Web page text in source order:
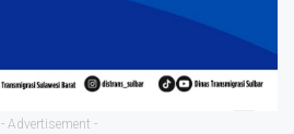
- Advertisement -